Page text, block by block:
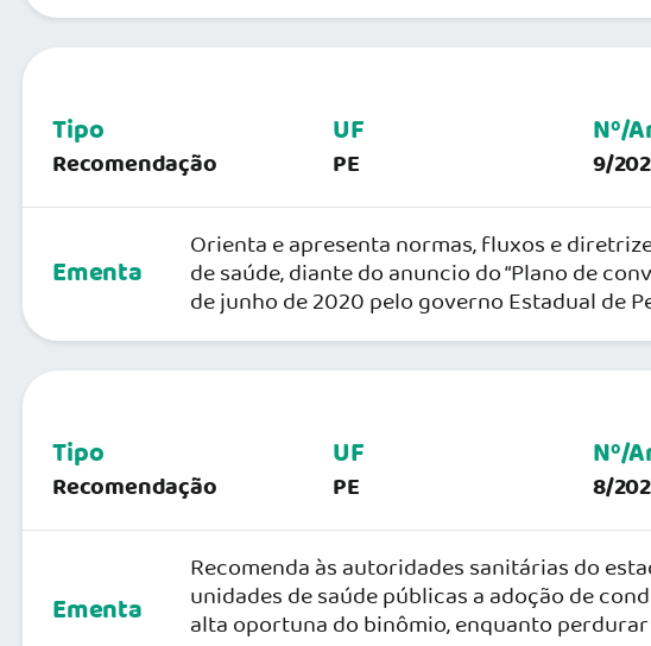
Tipo
Recomendação
UF
PE
Nº/
9/
Ementa
Orienta e apresenta normas, fluxos e
de saúde, diante do anuncio do “Plano de
de junho de 2020 pelo governo Estadual de
Tipo
Recomendação
UF
PE
Nº/
8/
Ementa
Recomenda às autoridades sanitárias do
unidades de saúde públicas a adoção de
alta oportuna do binômio, enquanto